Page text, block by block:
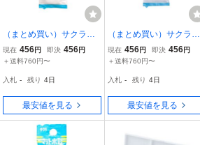
（まとめ買い）サクラク
レパス 絵の具 マット水彩
5ml 単色 パック入り くろ
現在 456円 即決 456円
＋送料760円〜
入札 - 残り 4日
最安値を見る
（まとめ買い）サクラク
レパス 絵の具 マット水彩
5ml 単色 パック入り しろ
現在 456円 即決 456円
＋送料760円〜
入札 - 残り 4日
最安値を見る